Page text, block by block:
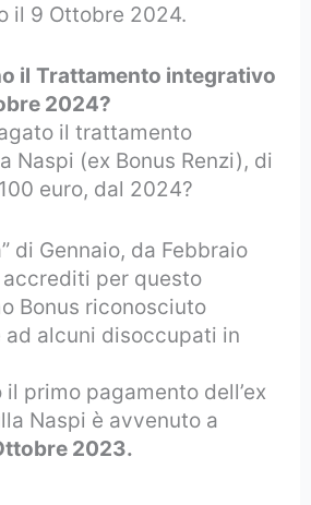
il 9 Ottobre 2024.
il Trattamento integrativo
2024?
il trattamento
Naspi (ex Bonus Renzi), di
euro, dal 2024?
di Gennaio, da Febbraio
per questo
Bonus riconosciuto
ad alcuni disoccupati in
il primo pagamento dell’ex
Naspi è avvenuto a
2023.